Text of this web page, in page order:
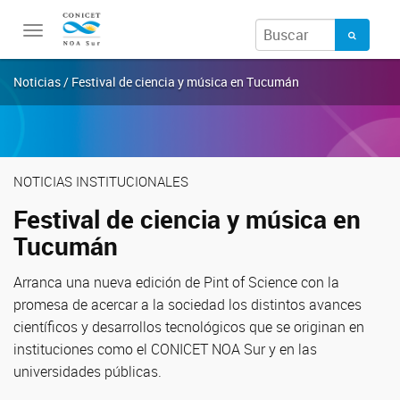
Toggle
navigation
Noticias / Festival de ciencia y música en Tucumán
NOTICIAS INSTITUCIONALES
Festival de ciencia y música en
Tucumán
Arranca una nueva edición de Pint of Science con la
promesa de acercar a la sociedad los distintos avances
científicos y desarrollos tecnológicos que se originan en
instituciones como el CONICET NOA Sur y en las
universidades públicas.